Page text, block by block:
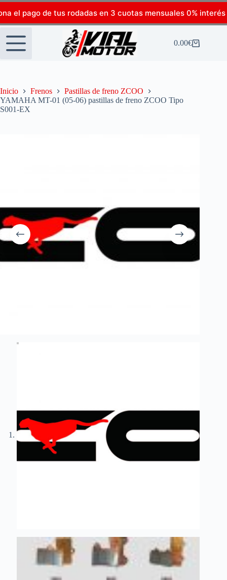
el pago de tus rodadas en 3 cuotas mensuales 0% interés
0.00€
Inicio Frenos
Pastillas de freno ZCOO
YAMAHA MT-01 (05-06) pastillas de freno ZCOO Tipo
S001-EX